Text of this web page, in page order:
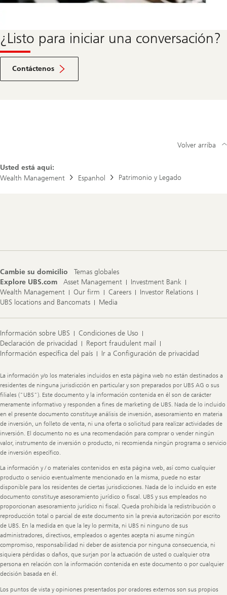
¿Listo para iniciar una conversación?
Contáctenos
Ir
a
Usted está aquí:
Wealth Management
Espanhol Patrimonio y Legado
Volver arriba
Cambie su domicilio
Temas globales
Explore UBS.com
Asset Management
Investment Bank
Wealth Management
Our firm Careers
Investor Relations
UBS locations and Bancomats
Media
Información sobre UBS
Condiciones de Uso
Declaración de privacidad
Report fraudulent mail
Información específica del país
Ir a Configuración de privacidad
Legal
Information
La información y/o los materiales incluidos en esta página web no están destinados a
residentes de ninguna jurisdicción en particular y son preparados por UBS AG o sus
filiales ("UBS"). Este documento y la información contenida en él son de carácter
meramente informativo y responden a fines de marketing de UBS. Nada de lo incluido
en el presente documento constituye análisis de inversión, asesoramiento en materia
de inversión, un folleto de venta, ni una oferta o solicitud para realizar actividades de
inversión. El documento no es una recomendación para comprar o vender ningún
valor, instrumento de inversión o producto, ni recomienda ningún programa o servicio
de inversión específico.
La información y / o materiales contenidos en esta página web, así como cualquier
producto o servicio eventualmente mencionado en la misma, puede no estar
disponible para los residentes de ciertas jurisdicciones. Nada de lo incluido en este
documento constituye asesoramiento jurídico o fiscal. UBS y sus empleados no
proporcionan asesoramiento jurídico ni fiscal. Queda prohibida la redistribución o
reproducción total o parcial de este documento sin la previa autorización por escrito
de UBS. En la medida en que la ley lo permita, ni UBS ni ninguno de sus
administradores, directivos, empleados o agentes acepta ni asume ningún
compromiso, responsabilidad ni deber de asistencia por ninguna consecuencia, ni
siquiera pérdidas o daños, que surjan por la actuación de usted o cualquier otra
persona en relación con la información contenida en este documento o por cualquier
decisión basada en él.
Los puntos de vista y opiniones presentados por oradores externos son sus propios